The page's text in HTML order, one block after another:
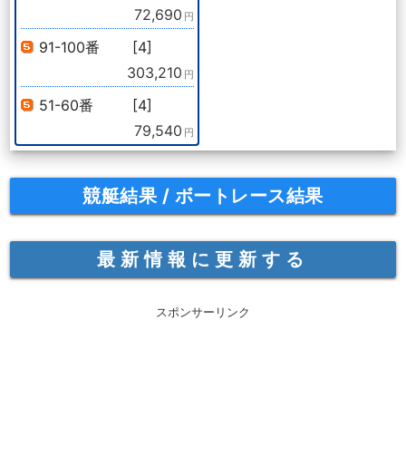
72,690 円
91-100番
[4]
303,210 円
51-60番
[4]
79,540 円
競艇結果 / ボートレース結果
最新情報に更新する
スポンサーリンク